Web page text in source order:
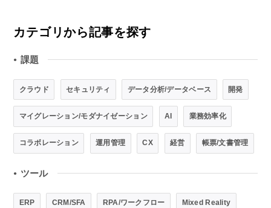
カテゴリから記事を探す
● 課題
クラウド セキュリティ データ分析/データベース 開発
マイグレーション/モダナイゼーション AI 業務効率化
コラボレーション 運用管理 CX 経営 帳票/文書管理
● ツール
ERP CRM/SFA RPA/ワークフロー Mixed Reality